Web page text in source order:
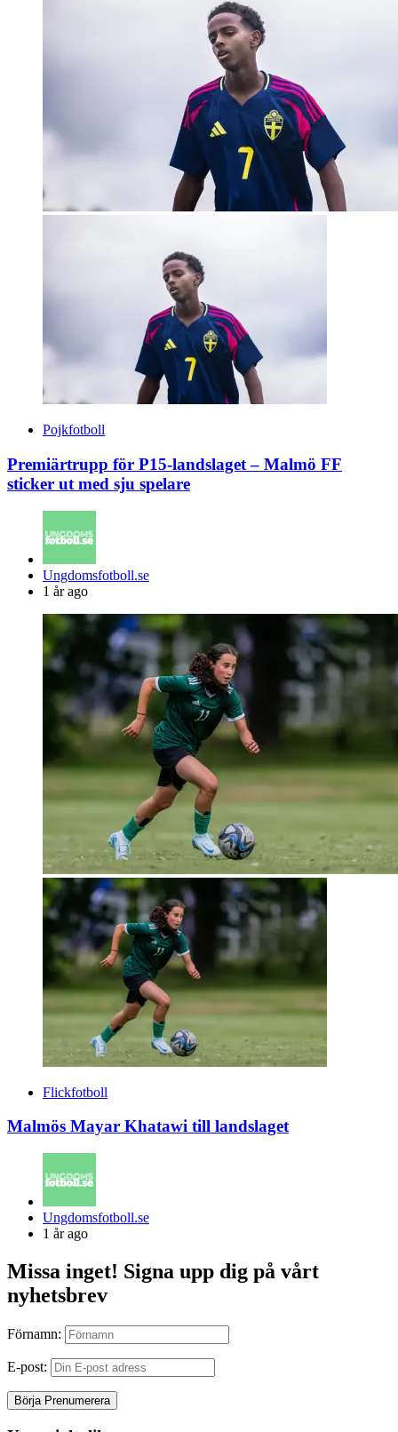
Pojkfotboll
Premiärtrupp för P15-landslaget – Malmö FF
sticker ut med sju spelare
Posted
by
Ungdomsfotboll.se
1 år ago
Flickfotboll
Malmös Mayar Khatawi till landslaget
Posted
by
Ungdomsfotboll.se
1 år ago
Missa inget! Signa upp dig på vårt
nyhetsbrev
Förnamn:
E-post: